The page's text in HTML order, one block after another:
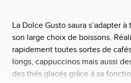
La Dolce Gusto saura s’adapter
son large choix de boissons.
rapidement toutes sortes de
longs, cappuccinos mais aussi
des thés glacés grâce à sa